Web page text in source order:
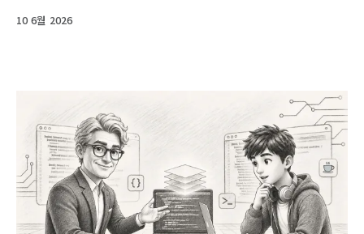
10 6월 2026